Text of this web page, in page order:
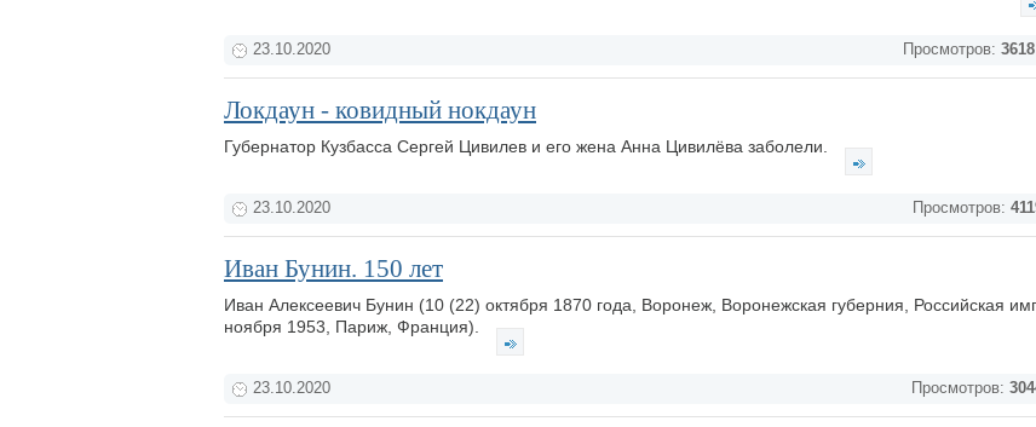
23.10.2020 Просмотров: 3618
Локдаун - ковидный нокдаун
Губернатор Кузбасса Сергей Цивилев и его жена Анна Цивилёва заболели.
23.10.2020 Просмотров:
Иван Бунин. 150 лет
Иван Алексеевич Бунин (10 (22) октября 1870 года, Воронеж, Воронежская губерния, Российская
ноября 1953, Париж, Франция).
23.10.2020 Просмотров: